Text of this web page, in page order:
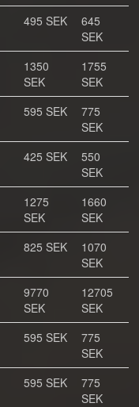
495 SEK
645
SEK
1350
SEK
1755
SEK
595 SEK
775
SEK
425 SEK
550
SEK
1275
SEK
1660
SEK
825 SEK
1070
SEK
9770
SEK
12705
SEK
595 SEK
775
SEK
595 SEK
775
SEK